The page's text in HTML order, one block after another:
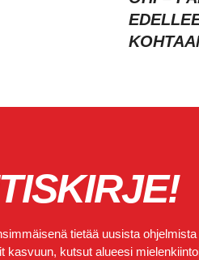
tietää uusista ohjelmista
kasvuun, kutsut alueesi